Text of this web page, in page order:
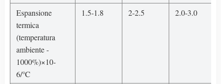
Espansione
termica
(temperatura
ambiente -
1000%)×10-
6/℃
1.5-1.8 2-2.5 2.0-3.0